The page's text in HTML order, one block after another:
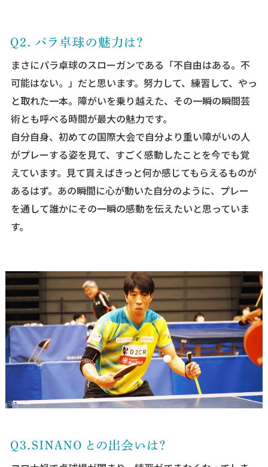
まさにパラ卓球のスローガンである「不自由はある。不
可能はない。」だと思います。努力して、練習して、やっ
と取れた一本。障がいを乗り越えた、その一瞬の瞬間芸
術とも呼べる時間が最大の魅力です。
自分自身、初めての国際大会で自分より重い障がいの人
がプレーする姿を見て、すごく感動したことを今でも覚
えています。見て貰えばきっと何か感じてもらえるものが
あるはず。あの瞬間に心が動いた自分のように、プレー
を通して誰かにその一瞬の感動を伝えたいと思っていま
す。